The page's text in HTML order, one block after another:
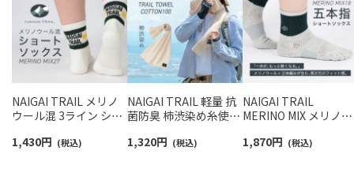
NAIGAI TRAIL メリノ
ウール混 3ライン ショ
MERINO MIX27 メリノ
1,430円 (税込)
NAIGAI TRAIL 軽量 抗
菌防臭 柿渋染め糸使用
【365日最短翌日発送】
1,320円 (税込)
NAIGAI TRAIL
MERINO MIX メリノウ
ツソックス アーチフィ
1,870円 (税込)